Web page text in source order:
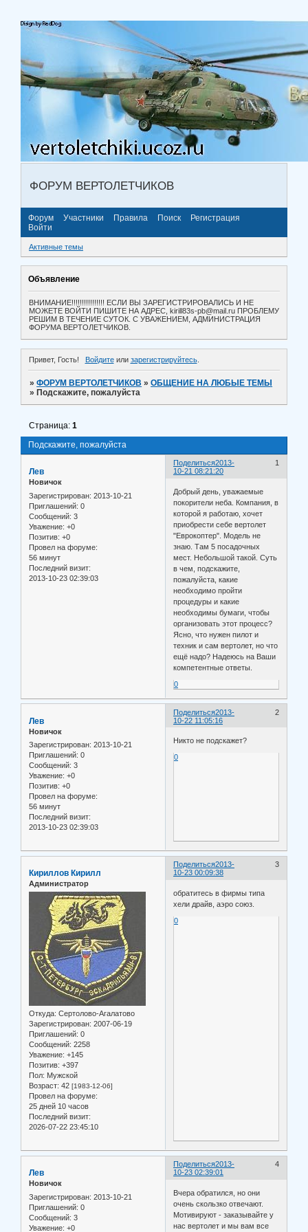
ФОРУМ ВЕРТОЛЕТЧИКОВ
Форум Участники Правила Поиск
Регистрация
Войти
Активные темы
Объявление
ВНИМАНИЕ!!!!!!!!!!!!!!!! ЕСЛИ ВЫ ЗАРЕГИСТРИРОВАЛИСЬ И НЕ
МОЖЕТЕ ВОЙТИ ПИШИТЕ НА АДРЕС, kirill83s-pb@mail.ru ПРОБЛЕМУ
РЕШИМ В ТЕЧЕНИЕ СУТОК. С УВАЖЕНИЕМ, АДМИНИСТРАЦИЯ
ФОРУМА ВЕРТОЛЕТЧИКОВ.
Привет, Гость! Войдитеили зарегистрируйтесь.
»ФОРУМ ВЕРТОЛЕТЧИКОВ »ОБЩЕНИЕ НА ЛЮБЫЕ ТЕМЫ
» Подскажите, пожалуйста
Подскажите, пожалуйста
Страница:1
Поделиться 1
2013-
10-21 08:21:20
Лев
Новичок
Зарегистрирован: 2013-10-21
Приглашений: 0
Сообщений: 3
Уважение: +0
Позитив: +0
Провел на форуме:
56 минут
Последний визит:
2013-10-23 02:39:03
Добрый день, уважаемые
покорители неба. Компания, в
которой я работаю, хочет
приобрести себе вертолет
"Еврокоптер". Модель не
знаю. Там 5 посадочных
мест. Небольшой такой. Суть
в чем, подскажите,
пожалуйста, какие
необходимо пройти
процедуры и какие
необходимы бумаги, чтобы
организовать этот процесс?
Ясно, что нужен пилот и
техник и сам вертолет, но что
ещё надо? Надеюсь на Ваши
компетентные ответы.
0
Поделиться 2
2013-
10-22 11:05:16
Лев
Новичок
Зарегистрирован: 2013-10-21
Приглашений: 0
Сообщений: 3
Уважение: +0
Позитив: +0
Провел на форуме:
56 минут
Последний визит:
2013-10-23 02:39:03
Никто не подскажет?
0
Поделиться 3
2013-
10-23 00:09:38
Кириллов Кирилл
Администратор
Откуда: Сертолово-Агалатово
Зарегистрирован: 2007-06-19
Приглашений: 0
Сообщений: 2258
Уважение: +145
Позитив: +397
Пол: Мужской
Возраст: 42 [1983-12-06]
Провел на форуме:
25 дней 10 часов
Последний визит:
2026-07-22 23:45:10
обратитесь в фирмы типа
хели драйв, аэро союз.
0
Поделиться 4
2013-
10-23 02:39:01
Лев
Новичок
Зарегистрирован: 2013-10-21
Приглашений: 0
Сообщений: 3
Уважение: +0
Вчера обратился, но они
очень скользко отвечают.
Мотивируют - заказывайте у
нас вертолет и мы вам все